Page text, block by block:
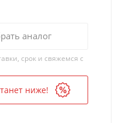
аналог
срок и свяжемся с
ниже!